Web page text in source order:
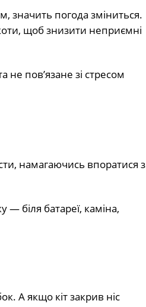
значить погода зміниться.
щоб знизити неприємні
пов’язане зі стресом
намагаючись впоратися з
— біля батареї, каміна,
А якщо кіт закрив ніс